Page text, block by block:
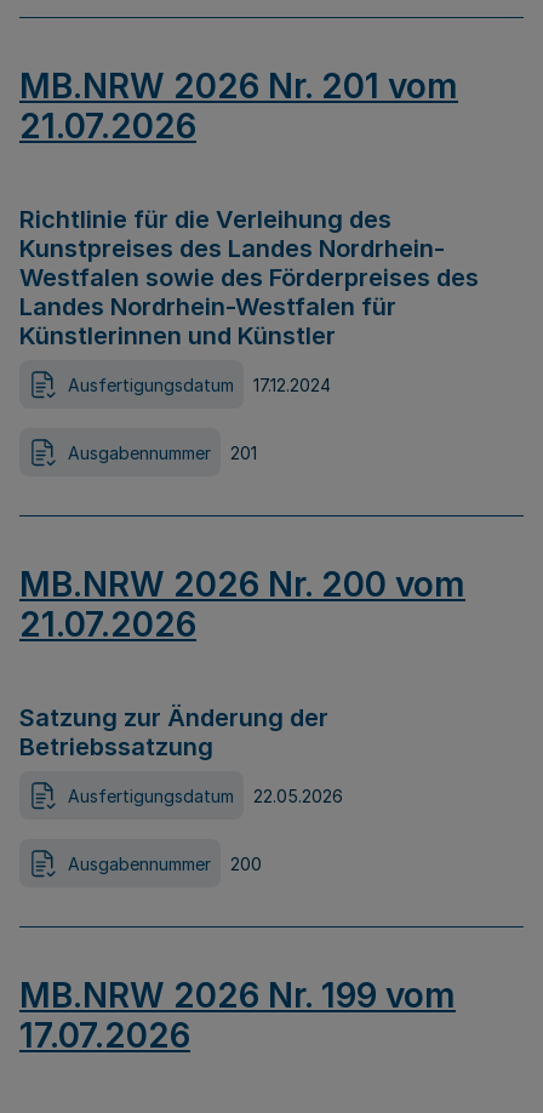
MB.NRW 2026 Nr. 201 vom
21.07.2026
Richtlinie für die Verleihung des
Kunstpreises des Landes Nordrhein-
Westfalen sowie des Förderpreises des
Landes Nordrhein-Westfalen für
Künstlerinnen und Künstler
Ausfertigungsdatum 17.12.2024
Ausgabennummer 201
MB.NRW 2026 Nr. 200 vom
21.07.2026
Satzung zur Änderung der
Betriebssatzung
Ausfertigungsdatum 22.05.2026
Ausgabennummer 200
MB.NRW 2026 Nr. 199 vom
17.07.2026